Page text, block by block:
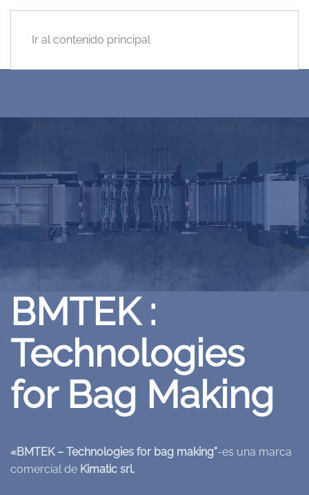
Ir al contenido principal
BMTEK :
Technologies
for Bag Making
«BMTEK – Technologies for bag making”-es una marca
comercial de Kimatic srl.